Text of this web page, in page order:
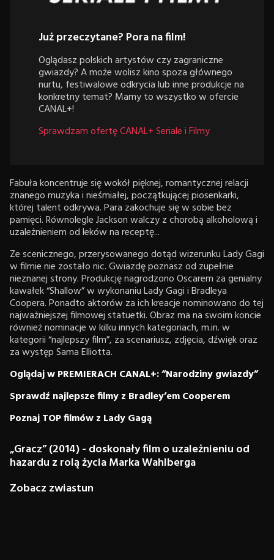
Już przeczytane? Pora na film!
Oglądasz polskich artystów czy zagraniczne
gwiazdy? A może wolisz kino spoza głównego
nurtu, festiwalowe odkrycia lub inne produkcje na
konkretny temat? Mamy to wszystko w ofercie
CANAL+!
Sprawdzam ofertę CANAL+ Seriale i Filmy
Fabuła koncentruje się wokół pięknej, romantycznej relacji
znanego muzyka i nieśmiałej, początkującej piosenkarki,
której talent odkrywa. Para zakochuje się w sobie bez
pamięci. Równolegle Jackson walczy z chorobą alkoholową i
uzależnieniem od leków na receptę...
Ze scenicznego, przerysowanego dotąd wizerunku Lady Gagi
w filmie nie zostało nic. Gwiazdę poznasz od zupełnie
nieznanej strony. Produkcję nagrodzono Oscarem za genialny
kawałek “Shallow” w wykonaniu Lady Gagi i Bradleya
Coopera. Ponadto aktorów za ich kreacje nominowano do tej
najważniejszej filmowej statuetki. Obraz ma na swoim koncie
również nominacje w kilku innych kategoriach, m.in. w
kategorii “najlepszy film”, za scenariusz, zdjęcia, dźwięk oraz
za występ Sama Elliotta.
Oglądaj w PREMIERACH CANAL+: “Narodziny gwiazdy”
Sprawdź najlepsze filmy z Bradley’em Cooperem
Poznaj TOP filmów z Lady Gagą
„Gracz” (2014) - doskonały film o uzależnieniu od
hazardu z rolą życia Marka Wahlberga
Zobacz zwiastun